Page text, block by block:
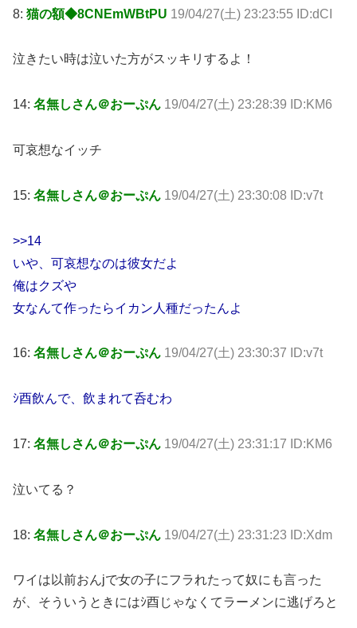
8: 猫の額◆8CNEmWBtPU 19/04/27(土) 23:23:55 ID:dCI
泣きたい時は泣いた方がスッキリするよ！
14: 名無しさん＠おーぷん 19/04/27(土) 23:28:39 ID:KM6
可哀想なイッチ
15: 名無しさん＠おーぷん 19/04/27(土) 23:30:08 ID:v7t
>>14
いや、可哀想なのは彼女だよ
俺はクズや
女なんて作ったらイカン人種だったんよ
16: 名無しさん＠おーぷん 19/04/27(土) 23:30:37 ID:v7t
ｼ酉飲んで、飲まれて呑むわ
17: 名無しさん＠おーぷん 19/04/27(土) 23:31:17 ID:KM6
泣いてる？
18: 名無しさん＠おーぷん 19/04/27(土) 23:31:23 ID:Xdm
ワイは以前おんjで女の子にフラれたって奴にも言った
が、そういうときにはｼ酉じゃなくてラーメンに逃げろと